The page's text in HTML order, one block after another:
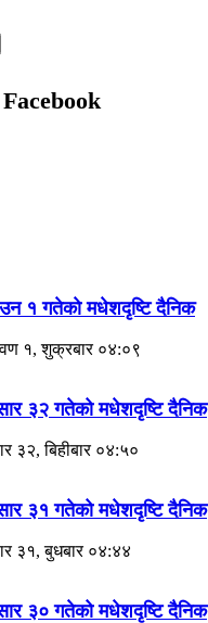
१ गतेकाे मधेशदृष्टि दैनिक
१, शुक्रबार ०४:०९
३२ गतेको मधेशदृष्टि दैनिक
३२, बिहीबार ०४:५०
३१ गतेको मधेशदृष्टि दैनिक
३१, बुधबार ०४:४४
३० गतेको मधेशदृष्टि दैनिक